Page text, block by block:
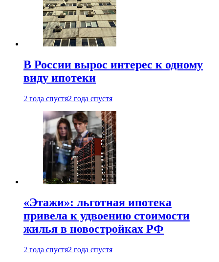
В России вырос интерес к одному
виду ипотеки
2 года спустя2 года спустя
«Этажи»: льготная ипотека
привела к удвоению стоимости
жилья в новостройках РФ
2 года спустя2 года спустя